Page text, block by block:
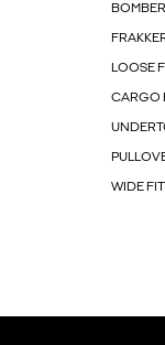
LOOSE
CARGO
WIDE